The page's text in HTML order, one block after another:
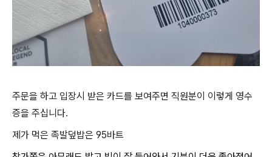
주문을 하고 입장시 받은 카드를 보여주면 직원분이 이렇게 영수
증을 주십니다.
제가 먹은 족발덮밥은 95바트